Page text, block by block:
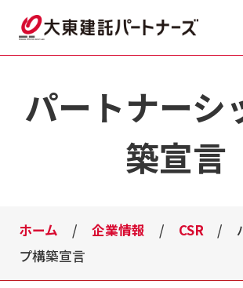
パートナーシ
築宣言
ホーム 企業情報 CSR
プ構築宣言